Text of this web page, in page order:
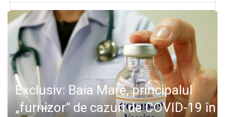
SANATATE
SPORT
SPECIAL
POLITIC
LIFE
Exclusiv: Baia Mare, principalul
„furnizor” de cazuri de COVID-19 în